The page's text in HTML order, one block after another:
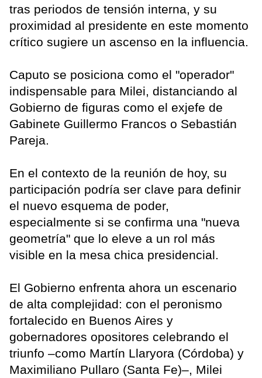
tras periodos de tensión interna, y su
proximidad al presidente en este momento
crítico sugiere un ascenso en la influencia.
Caputo se posiciona como el "operador"
indispensable para Milei, distanciando al
Gobierno de figuras como el exjefe de
Gabinete Guillermo Francos o Sebastián
Pareja.
En el contexto de la reunión de hoy, su
participación podría ser clave para definir
el nuevo esquema de poder,
especialmente si se confirma una "nueva
geometría" que lo eleve a un rol más
visible en la mesa chica presidencial.
El Gobierno enfrenta ahora un escenario
de alta complejidad: con el peronismo
fortalecido en Buenos Aires y
gobernadores opositores celebrando el
triunfo –como Martín Llaryora (Córdoba) y
Maximiliano Pullaro (Santa Fe)–, Milei